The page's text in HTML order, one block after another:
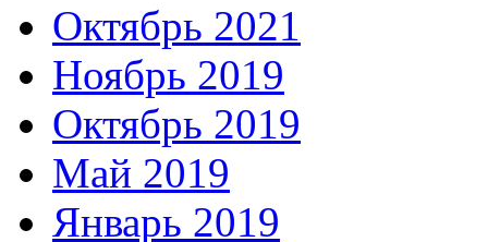
Октябрь 2021
Ноябрь 2019
Октябрь 2019
Май 2019
Январь 2019